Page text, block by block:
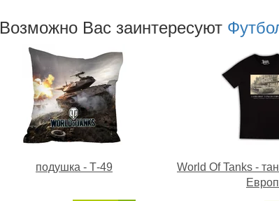
Возможно Ваc заинтересуют
подушка - Т-49
World Of Tanks -